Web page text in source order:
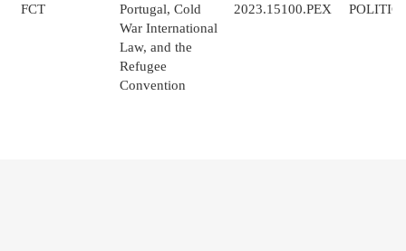
FCT
Portugal, Cold
War International
Law, and the
Refugee
Convention
2023.15100.PEX POLITIC